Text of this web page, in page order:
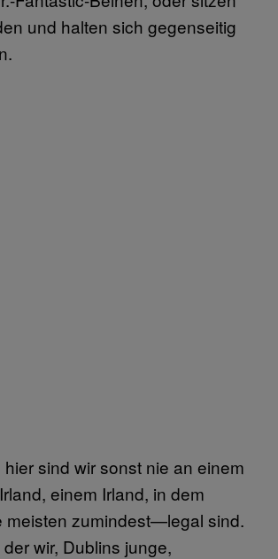
und halten sich gegenseitig
sind wir sonst nie an einem
einem Irland, in dem
zumindest—legal sind.
wir, Dublins junge,